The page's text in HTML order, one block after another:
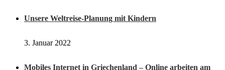
Unsere Weltreise-Planung mit Kindern
3. Januar 2022
Mobiles Internet in Griechenland – Online arbeiten am